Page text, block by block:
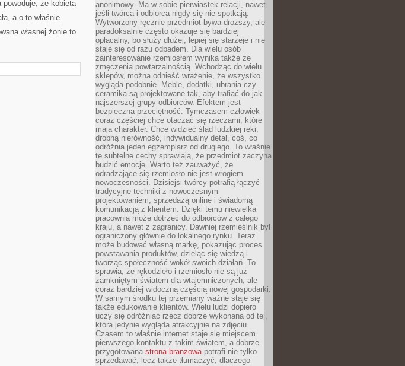
powoduje, że kobieta
a o to właśnie
własnej żonie to
anonimowy. Ma w sobie pierwiastek relacji, nawet
jeśli twórca i odbiorca nigdy się nie spotkają.
Wytworzony ręcznie przedmiot bywa droższy, ale
paradoksalnie często okazuje się bardziej
opłacalny, bo służy dłużej, lepiej się starzeje i nie
staje się od razu odpadem. Dla wielu osób
zainteresowanie rzemiosłem wynika także ze
zmęczenia powtarzalnością. Wchodząc do wielu
sklepów, można odnieść wrażenie, że wszystko
wygląda podobnie. Meble, dodatki, ubrania czy
ceramika są projektowane tak, aby trafiać do jak
najszerszej grupy odbiorców. Efektem jest
bezpieczna przeciętność. Tymczasem człowiek
coraz częściej chce otaczać się rzeczami, które
mają charakter. Chce widzieć ślad ludzkiej ręki,
drobną nierówność, indywidualny detal, coś, co
odróżnia jeden egzemplarz od drugiego. To właśnie
te subtelne cechy sprawiają, że przedmiot zaczyna
budzić emocje. Warto też zauważyć, że
odradzające się rzemiosło nie jest wrogiem
nowoczesności. Dzisiejsi twórcy potrafią łączyć
tradycyjne techniki z nowoczesnym
projektowaniem, sprzedażą online i świadomą
komunikacją z klientem. Dzięki temu niewielka
pracownia może dotrzeć do odbiorców z całego
kraju, a nawet z zagranicy. Dawniej rzemieślnik był
ograniczony głównie do lokalnego rynku. Teraz
może budować własną markę, pokazując proces
powstawania produktów, dzieląc się wiedzą i
tworząc społeczność wokół swoich działań. To
sprawia, że rękodzieło i rzemiosło nie są już
zamkniętym światem dla wtajemniczonych, ale
coraz bardziej widoczną częścią nowej gospodarki.
W samym środku tej przemiany ważne staje się
także edukowanie klientów. Wielu ludzi dopiero
uczy się odróżniać rzecz dobrze wykonaną od tej,
która jedynie wygląda atrakcyjnie na zdjęciu.
Czasem to właśnie internet staje się miejscem
pierwszego kontaktu z takim światem, a dobrze
przygotowana strona branżowapotrafi nie tylko
sprzedawać, lecz także tłumaczyć, dlaczego